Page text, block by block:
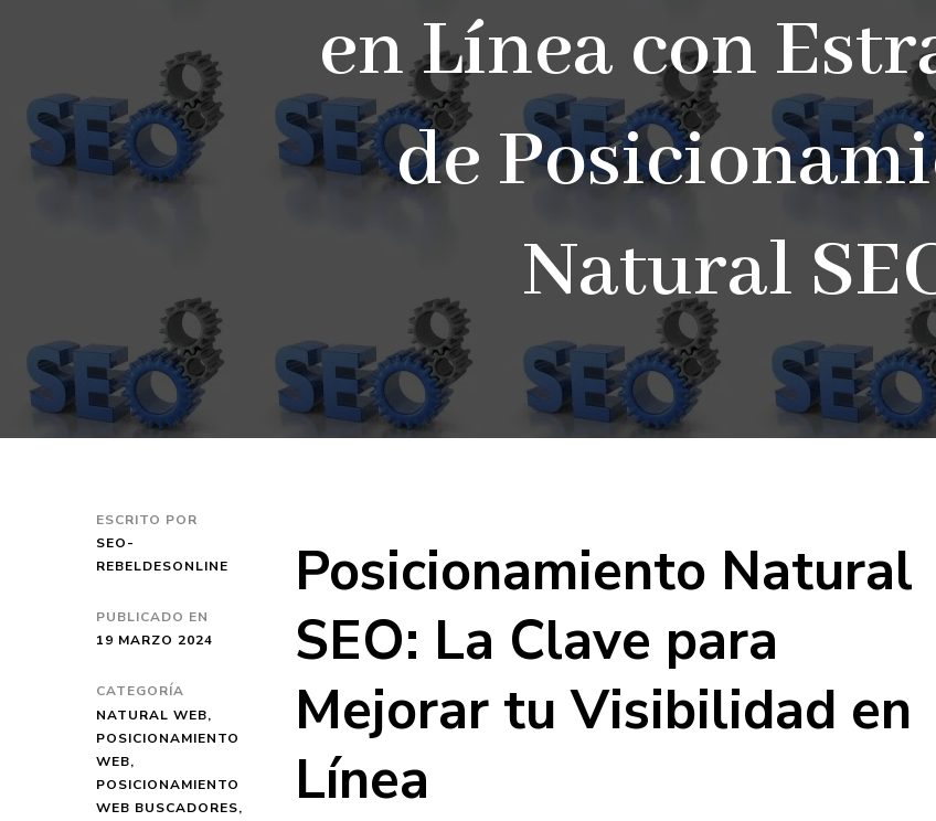
en Línea con
de
Natural
ESCRITO POR
SEO-
REBELDESONLINE
PUBLICADO EN
19 MARZO 2024
CATEGORÍA
NATURAL WEB
POSICIONAMIENTO
WEB
POSICIONAMIENTO
WEB BUSCADORES
Posicionamiento Natural
SEO: La Clave para
Mejorar tu Visibilidad en
Línea